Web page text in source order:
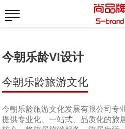
今朝乐龄VI设计
今朝乐龄旅游文化
今朝乐龄旅游文化发展有限公司专
提供专业化、一站式、品质化的旅